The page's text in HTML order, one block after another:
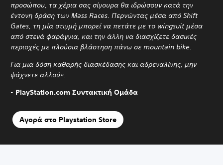
προσώπου, τα χέρια σας σίγουρα θα ιδρώσουν κατά την
έντονη δράση των Mass Races. Περνώντας μέσα από Shift
Gates, τη μία στιγμή μπορεί να πετάτε με το wingsuit μέσα
από στενά φαράγγια, και την άλλη να διασχίζετε δασικές
περιοχές με πλούσια βλάστηση πάνω σε mountain bike.
Για μια δόση καθαρής διασκέδασης και αδρεναλίνης, μην
ψάχνετε αλλού».
- PlayStation.com Συντακτική Ομάδα
Αγορά στο Playstation Store